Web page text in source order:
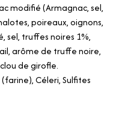
modifié (Armagnac, sel,
poireaux, oignons,
sel, truffes noires 1%,
arôme de truffe noire,
de girofle.
Céleri, Sulfites